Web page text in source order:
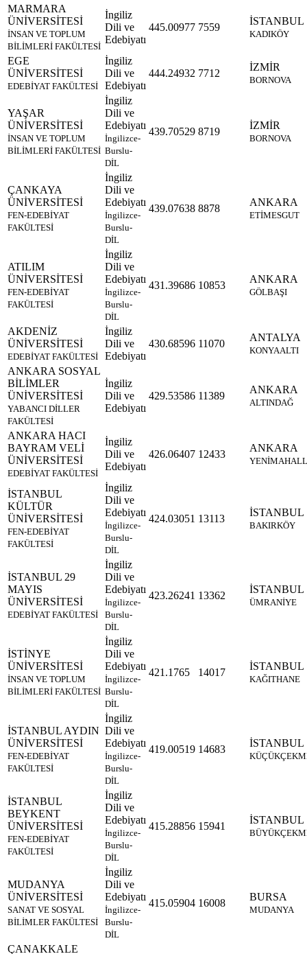
MARMARA
ÜNİVERSİTESİ
İNSAN VE TOPLUM
BİLİMLERİ FAKÜLTESİ
İngiliz
Dili ve
Edebiyatı
445.00977 7559
İSTANBUL
KADIKÖY
EGE
ÜNİVERSİTESİ
EDEBİYAT FAKÜLTESİ
İngiliz
Dili ve
Edebiyatı
444.24932 7712
İZMİR
BORNOVA
YAŞAR
ÜNİVERSİTESİ
İNSAN VE TOPLUM
BİLİMLERİ FAKÜLTESİ
İngiliz
Dili ve
Edebiyatı
İngilizce-
Burslu-
DİL
439.70529 8719
İZMİR
BORNOVA
ÇANKAYA
ÜNİVERSİTESİ
FEN-EDEBİYAT
FAKÜLTESİ
İngiliz
Dili ve
Edebiyatı
İngilizce-
Burslu-
DİL
439.07638 8878
ANKARA
ETİMESGUT
ATILIM
ÜNİVERSİTESİ
FEN-EDEBİYAT
FAKÜLTESİ
İngiliz
Dili ve
Edebiyatı
İngilizce-
Burslu-
DİL
431.39686 10853
ANKARA
GÖLBAŞI
AKDENİZ
ÜNİVERSİTESİ
EDEBİYAT FAKÜLTESİ
İngiliz
Dili ve
Edebiyatı
430.68596 11070
ANTALYA
KONYAALTI
ANKARA SOSYAL
BİLİMLER
ÜNİVERSİTESİ
YABANCI DİLLER
FAKÜLTESİ
İngiliz
Dili ve
Edebiyatı
429.53586 11389
ANKARA
ALTINDAĞ
ANKARA HACI
BAYRAM VELİ
ÜNİVERSİTESİ
EDEBİYAT FAKÜLTESİ
İngiliz
Dili ve
Edebiyatı
426.06407 12433
ANKARA
İSTANBUL
KÜLTÜR
ÜNİVERSİTESİ
FEN-EDEBİYAT
FAKÜLTESİ
İngiliz
Dili ve
Edebiyatı
İngilizce-
Burslu-
DİL
424.03051 13113
İSTANBUL
BAKIRKÖY
İSTANBUL 29
MAYIS
ÜNİVERSİTESİ
EDEBİYAT FAKÜLTESİ
İngiliz
Dili ve
Edebiyatı
İngilizce-
Burslu-
DİL
423.26241 13362
İSTANBUL
ÜMRANİYE
İSTİNYE
ÜNİVERSİTESİ
İNSAN VE TOPLUM
BİLİMLERİ FAKÜLTESİ
İngiliz
Dili ve
Edebiyatı
İngilizce-
Burslu-
DİL
421.1765 14017
İSTANBUL
KAĞITHANE
İSTANBUL AYDIN
ÜNİVERSİTESİ
FEN-EDEBİYAT
FAKÜLTESİ
İngiliz
Dili ve
Edebiyatı
İngilizce-
Burslu-
DİL
419.00519 14683
İSTANBUL
İSTANBUL
BEYKENT
ÜNİVERSİTESİ
FEN-EDEBİYAT
FAKÜLTESİ
İngiliz
Dili ve
Edebiyatı
İngilizce-
Burslu-
DİL
415.28856 15941
İSTANBUL
MUDANYA
ÜNİVERSİTESİ
SANAT VE SOSYAL
BİLİMLER FAKÜLTESİ
İngiliz
Dili ve
Edebiyatı
İngilizce-
Burslu-
DİL
415.05904 16008
BURSA
MUDANYA
ÇANAKKALE